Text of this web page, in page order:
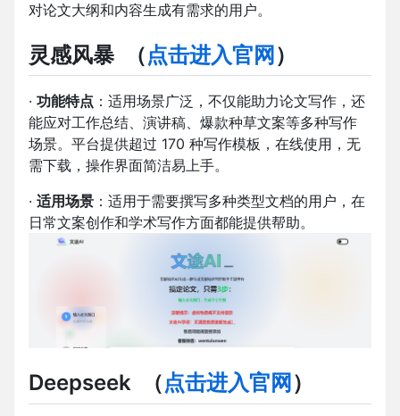
对论文大纲和内容生成有需求的用户。
灵感风暴（点击进入官网 ）
· 功能特点 ：适用场景广泛，不仅能助力论文写作，还
能应对工作总结、演讲稿、爆款种草文案等多种写作
场景。平台提供超过 170 种写作模板，在线使用，无
需下载，操作界面简洁易上手。
· 适用场景 ：适用于需要撰写多种类型文档的用户，在
日常文案创作和学术写作方面都能提供帮助。
Deepseek （点击进入官网 ）